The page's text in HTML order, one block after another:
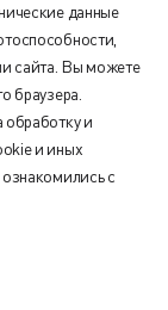
в
eXpress
Также
данные
сайта. Вы можете
браузера.
обработку и
и иных
с